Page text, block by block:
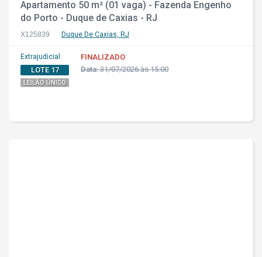
Apartamento 50 m² (01 vaga) - Fazenda Engenho
do Porto - Duque de Caxias - RJ
X125839 Duque De Caxias, RJ
Extrajudicial
LOTE 17
LEILÃO ÚNICO
FINALIZADO
Data:31/07/2026 às 15:00